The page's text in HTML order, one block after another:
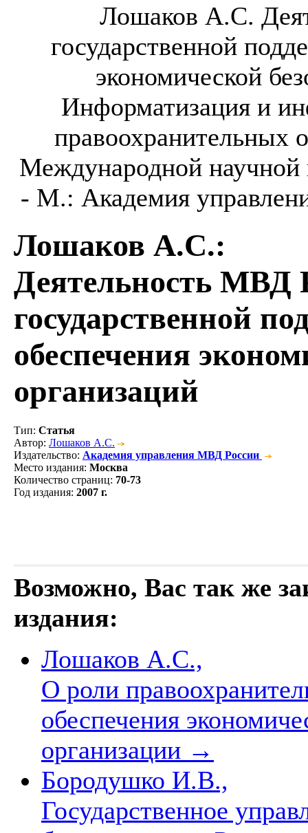
Лошаков А.С.
государственной
экономической
Информатизация и
правоохранительных
Международной научной
- М.: Академия
Лошаков А.С.:
Деятельность МВД
государственной
обеспечения
организаций
Тип: Статья
Автор: Лошаков А.С.
Издательство: Академия управления МВД России
Место издания: Москва
Количество страниц: 70-73
Год издания: 2007 г.
Возможно, Вас так же
издания:
Лошаков А.С.,
О роли
обеспечения
организации →
Бородушко И.В.,
Государственное